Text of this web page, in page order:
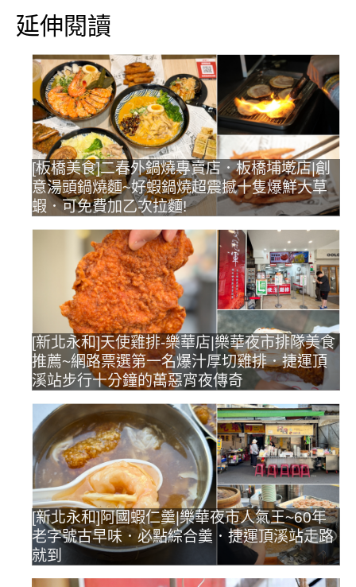
延伸閱讀
[板橋美食]二春外鍋燒專賣店．板橋埔墘店|創
意湯頭鍋燒麵~好蝦鍋燒超震撼十隻爆鮮大草
蝦．可免費加乙次拉麵!
[新北永和]天使雞排-樂華店|樂華夜市排隊美食
推薦~網路票選第一名爆汁厚切雞排．捷運頂
溪站步行十分鐘的萬惡宵夜傳奇
[新北永和]阿國蝦仁羹|樂華夜市人氣王~60年
老字號古早味．必點綜合羹．捷運頂溪站走路
就到